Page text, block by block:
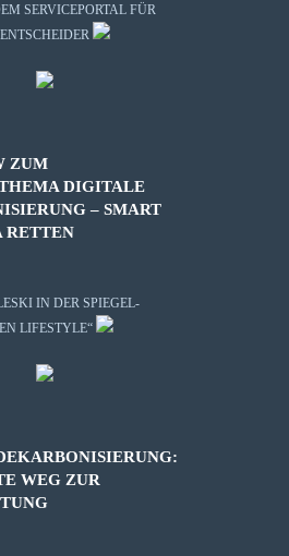
SERVICEPORTAL FÜR
ZUM
DIGITALE
– SMART
RETTEN
IN DER SPIEGEL-
LIFESTYLE“
WEG ZUR